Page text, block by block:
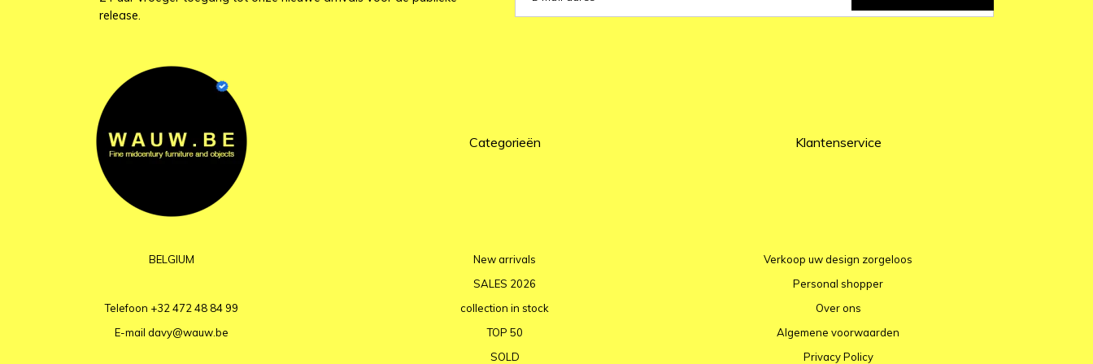
release.
BELGIUM
Telefoon +32 472 48 84 99
E-mail davy@wauw.be
Categorieën
New arrivals
SALES 2026
collection in stock
TOP 50
SOLD
Klantenservice
Verkoop uw design zorgeloos
Personal shopper
Over ons
Algemene voorwaarden
Privacy Policy